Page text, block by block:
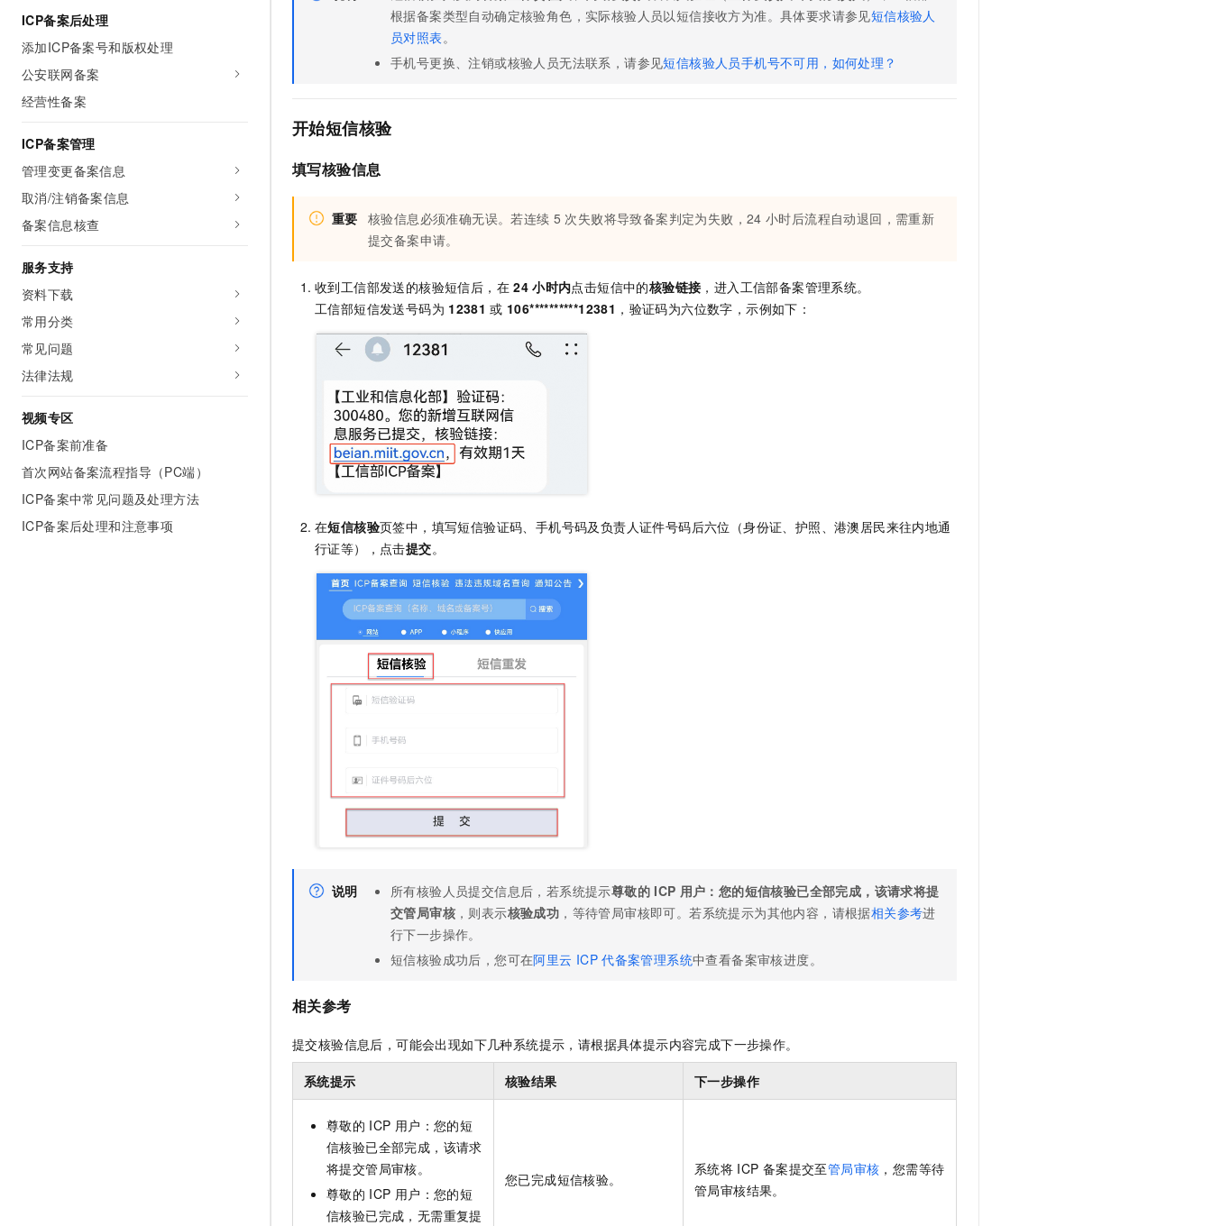
ICP备案后处理
添加ICP备案号和版权处理
公安联网备案
经营性备案
ICP备案管理
管理变更备案信息
取消/注销备案信息
备案信息核查
服务支持
资料下载
常用分类
常见问题
法律法规
视频专区
ICP备案前准备
首次网站备案流程指导（PC端）
ICP备案中常见问题及处理方法
ICP备案后处理和注意事项
根据备案类型自动确定核验角色，实际核验人员以短信接收方为准。具体要求请参见短信核验人
员对照表。
手机号更换、注销或核验人员无法联系，请参见短信核验人员手机号不可用，如何处理？
开始短信核验
填写核验信息
重要 核验信息必须准确无误。若连续 5 次失败将导致备案判定为失败，24 小时后流程自动退回，需重新
提交备案申请。
收到工信部发送的核验短信后，在 24 小时内点击短信中的核验链接 ，进入工信部备案管理系统。
工信部短信发送号码为 12381 或 106**********12381 ，验证码为六位数字，示例如下：
在短信核验页签中，填写短信验证码、手机号码及负责人证件号码后六位（身份证、护照、港澳居民来往内地通
行证等），点击提交。
说明 所有核验人员提交信息后，若系统提示尊敬的 ICP 用户：您的短信核验已全部完成，该请求将提
交管局审核 ，则表示核验成功 ，等待管局审核即可。若系统提示为其他内容，请根据相关参考进
行下一步操作。
短信核验成功后，您可在阿里云 ICP 代备案管理系统中查看备案审核进度。
相关参考
提交核验信息后，可能会出现如下几种系统提示，请根据具体提示内容完成下一步操作。
系统提示 核验结果 下一步操作
尊敬的 ICP 用户：您的短
信核验已全部完成，该请求
将提交管局审核。
尊敬的 ICP 用户：您的短
信核验已完成，无需重复提
您已完成短信核验。
系统将 ICP 备案提交至管局审核 ，您需等待
管局审核结果。
10 分钟在聊天系统中增加一个 AI 助手 即刻拥有 DeepSeek-R1 满血版 超强辅助，Bolt.diy 一步搞定创意建站
专有云